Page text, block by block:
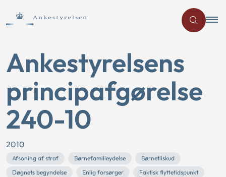
Ankestyrelsens
principafgørelse
240-10
2010
Afsoning af straf Børnefamilieydelse
Børnetilskud
Døgnets begyndelse
Enlig forsørger
Faktisk flyttetidspunkt